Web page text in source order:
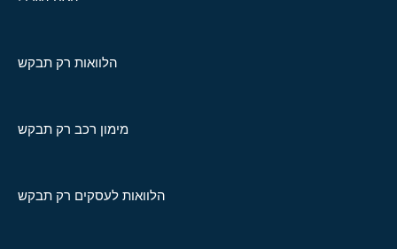
הלוואות רק תבקש
מימון רכב רק תבקש
הלוואות לעסקים רק תבקש